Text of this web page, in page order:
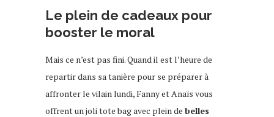
Le plein de cadeaux pour
booster le moral
Mais ce n’est pas fini. Quand il est l’heure de
repartir dans sa tanière pour se préparer à
affronter le vilain lundi, Fanny et Anaïs vous
offrent un joli tote bag avec plein de belles